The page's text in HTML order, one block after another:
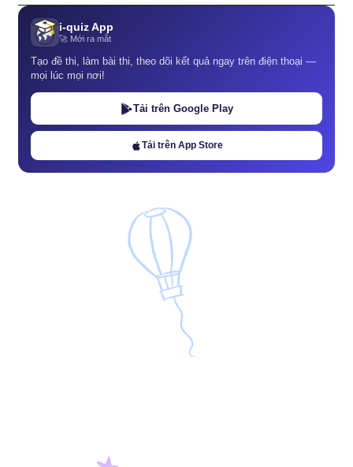
i-quiz App
🚀 Mới ra mắt
Tạo đề thi, làm bài thi, theo dõi kết quả ngay trên điện thoại —
mọi lúc mọi nơi!
Tải trên Google Play
Tải trên App Store